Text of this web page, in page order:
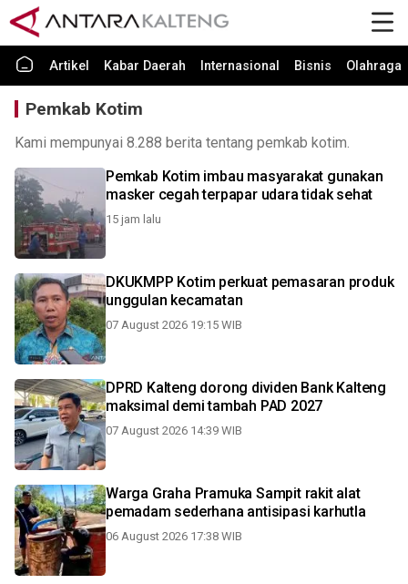
Artikel Kabar Daerah Internasional Bisnis Olahraga
Pemkab Kotim
Kami mempunyai 8.288 berita tentang pemkab kotim.
Pemkab Kotim imbau masyarakat gunakan
masker cegah terpapar udara tidak sehat
15 jam lalu
DKUKMPP Kotim perkuat pemasaran produk
unggulan kecamatan
07 August 2026 19:15 WIB
DPRD Kalteng dorong dividen Bank Kalteng
maksimal demi tambah PAD 2027
07 August 2026 14:39 WIB
Warga Graha Pramuka Sampit rakit alat
pemadam sederhana antisipasi karhutla
06 August 2026 17:38 WIB